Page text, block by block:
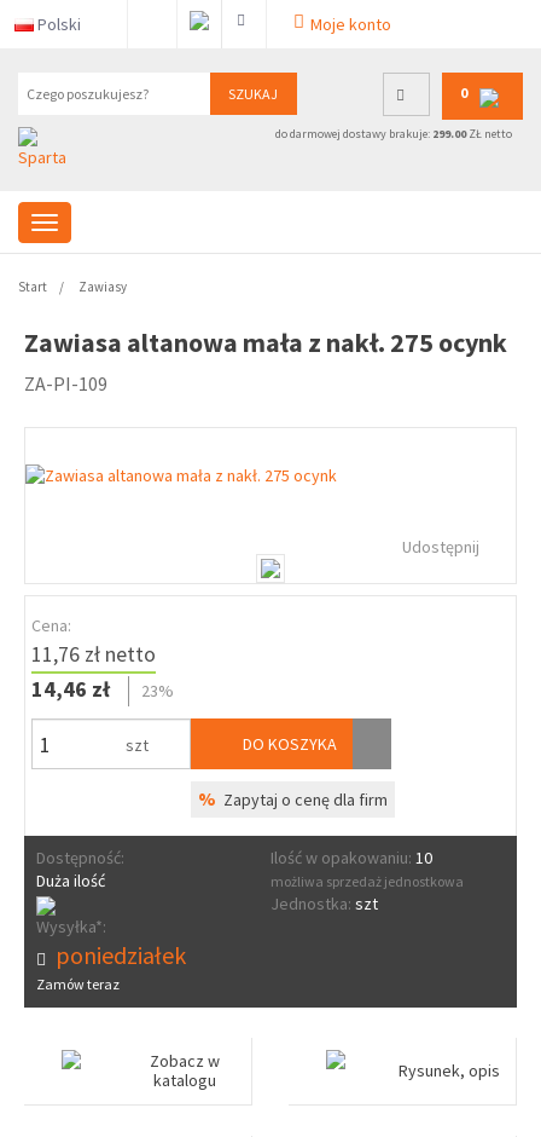
Polski Moje konto
SZUKAJ 0
do darmowej dostawy brakuje: 299.00ZŁ netto
Start Zawiasy
Zawiasa altanowa mała z nakł. 275 ocynk
ZA-PI-109
Udostępnij
Cena:
11,76 zł netto
14,46 zł
23%
szt DO KOSZYKA
% Zapytaj o cenę dla firm
Dostępność:
Duża ilość
Ilość w opakowaniu: 10
możliwa sprzedaż jednostkowa
Jednostka: szt
Wysyłka*:
poniedziałek
Zamów teraz
Zobacz w
katalogu
Rysunek, opis